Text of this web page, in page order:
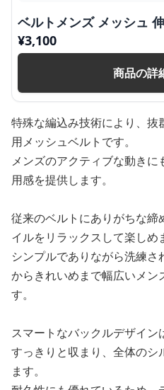
ベルトメンズ メッシュ
¥3,100
商品の詳
特殊な編込み技術により、
用メッシュベルトです。
メンズのアクティブな動き
用感を提供します。
従来のベルトにありがちな締
イルをリラックスして楽しめ
シンプルでありながら洗練
からきれいめまで幅広いメン
す。
スマートなバックルデザイ
すっきりと収まり、全体の
ます。